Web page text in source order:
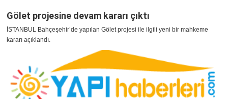
Gölet projesine devam kararı çıktı
İSTANBUL Bahçeşehir’de yapılan Gölet projesi ile ilgili yeni bir mahkeme
kararı açıklandı.